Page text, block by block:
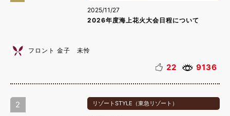
2025/11/27
2026年度海上花火大会日程について
フロント 金子 未怜
22 9136
2 リゾートSTYLE（東急リゾート）